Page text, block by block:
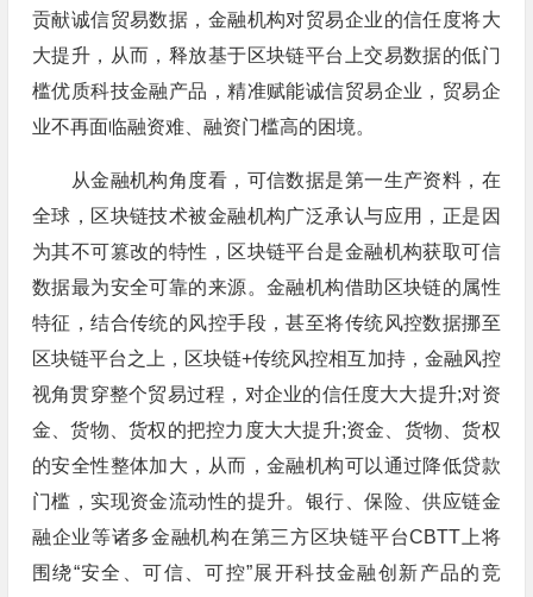
贡献诚信贸易数据，金融机构对贸易企业的信任度将大
大提升，从而，释放基于区块链平台上交易数据的低门
槛优质科技金融产品，精准赋能诚信贸易企业，贸易企
业不再面临融资难、融资门槛高的困境。
从金融机构角度看，可信数据是第一生产资料，在
全球，区块链技术被金融机构广泛承认与应用，正是因
为其不可篡改的特性，区块链平台是金融机构获取可信
数据最为安全可靠的来源。金融机构借助区块链的属性
特征，结合传统的风控手段，甚至将传统风控数据挪至
区块链平台之上，区块链+传统风控相互加持，金融风控
视角贯穿整个贸易过程，对企业的信任度大大提升;对资
金、货物、货权的把控力度大大提升;资金、货物、货权
的安全性整体加大，从而，金融机构可以通过降低贷款
门槛，实现资金流动性的提升。银行、保险、供应链金
融企业等诸多金融机构在第三方区块链平台CBTT上将
围绕“安全、可信、可控”展开科技金融创新产品的竞